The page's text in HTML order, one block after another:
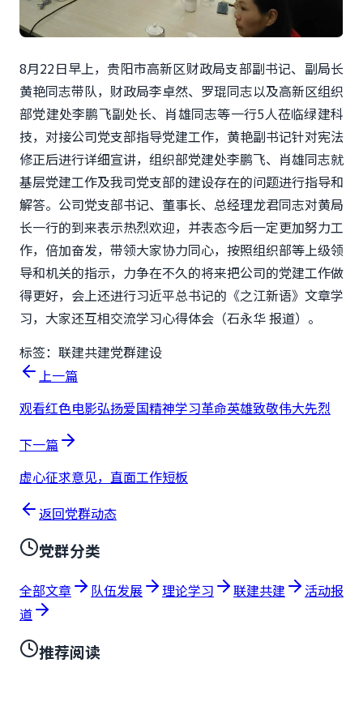
8月22日早上，贵阳市高新区财政局支部副书记、 副局长
黄艳同志带队，财政局李卓然、罗琨同志以及高新区组织
部党建处李鹏飞副处长、肖雄同志等一行5人莅临绿建科
技，对接公司党支部指导党建工作，黄艳副书记针对宪法
修正后进行详细宣讲，组织部党建处李鹏飞、肖雄同志就
基层党建工作及我司党支部的建设存在的问题进行指导和
解答。公司党支部书记、董事长、总经理龙君同志对黄局
长一行的到来表示热烈欢迎，并表态今后一定更加努力工
作，倍加奋发，带领大家协力同心，按照组织部等上级领
导和机关的指示， 力争在不久的将来把公司的党建工作做
得更好，会上还进行习近平总书记的《之江新语》文章学
习，大家还互相交流学习心得体会（石永华 报道）。
标签： 联建共建党群建设
上一篇
观看红色电影弘扬爱国精神学习革命英雄致敬伟大先烈
下一篇
虚心征求意见，直面工作短板
返回党群动态
党群分类
全部文章 队伍发展 理论学习 联建共建
活动报
道
推荐阅读